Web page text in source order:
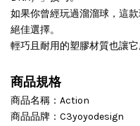
如果你曾經玩過溜溜球，這
絕佳選擇。
輕巧且耐用的塑膠材質也讓
商品規格
商品名稱：Action
商品品牌：C3yoyodesign